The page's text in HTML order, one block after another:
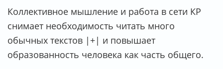
Коллективное мышление и работа в сети КР
снимает необходимость читать много
обычных текстов |+| и повышает
образованность человека как часть общего.